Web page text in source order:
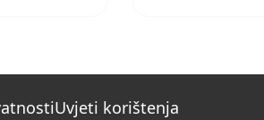
Uvjeti korištenja